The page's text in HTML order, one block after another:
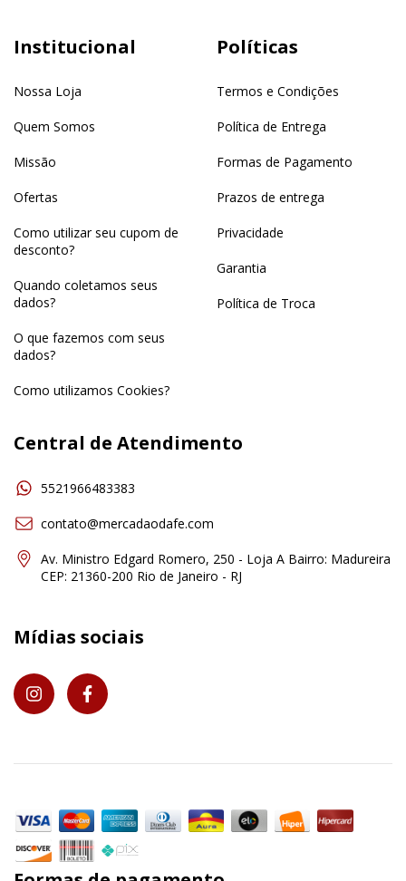
Institucional
Nossa Loja
Quem Somos
Missão
Ofertas
Como utilizar seu cupom de
desconto?
Quando coletamos seus
dados?
O que fazemos com seus
dados?
Como utilizamos Cookies?
Políticas
Termos e Condições
Política de Entrega
Formas de Pagamento
Prazos de entrega
Privacidade
Garantia
Política de Troca
Central de Atendimento
5521966483383
contato@mercadaodafe.com
Av. Ministro Edgard Romero, 250 - Loja A Bairro: Madureira
CEP: 21360-200 Rio de Janeiro - RJ
Mídias sociais